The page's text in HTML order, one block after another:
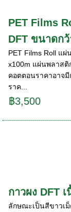
PET Films
DFT ขนาดก
PET Films Roll แ
x100m แผ่นพลาสติ
คอตตอนราคาอาจ
ราค...
฿3,500
กาวผง DFT
ลักษณะเป็นสีขาวเม็